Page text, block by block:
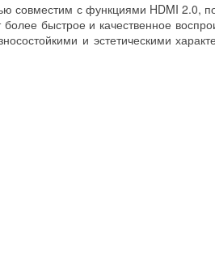
совместим с функциями HDMI 2.0,
быстрое и качественное
и эстетическими